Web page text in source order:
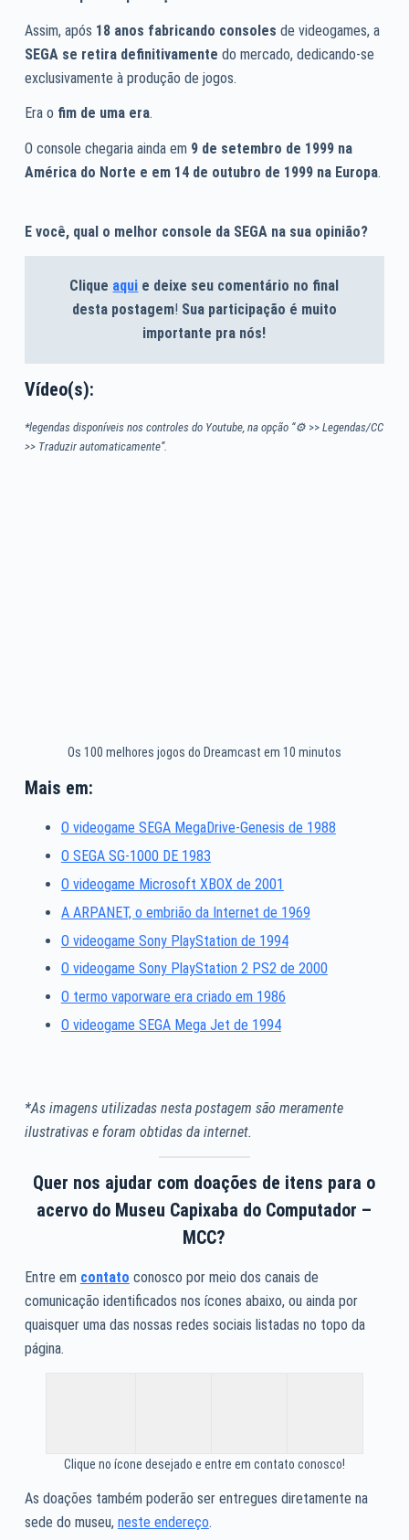
Assim, após 18 anos fabricando consoles de videogames, a
SEGA se retira definitivamente do mercado, dedicando-se
exclusivamente à produção de jogos.
Era o fim de uma era.
O console chegaria ainda em 9 de setembro de 1999 na
América do Norte e em 14 de outubro de 1999 na Europa.
E você, qual o melhor console da SEGA na sua opinião?
Clique aqui e deixe seu comentário no final
desta postagem! Sua participação é muito
importante pra nós!
Vídeo(s):
*legendas disponíveis nos controles do Youtube, na opção “⚙>> Legendas/CC
>> Traduzir automaticamente”.
Os 100 melhores jogos do Dreamcast em 10 minutos
Mais em:
O videogame SEGA MegaDrive-Genesis de 1988
O SEGA SG-1000 DE 1983
O videogame Microsoft XBOX de 2001
A ARPANET, o embrião da Internet de 1969
O videogame Sony PlayStation de 1994
O videogame Sony PlayStation 2 PS2 de 2000
O termo vaporware era criado em 1986
O videogame SEGA Mega Jet de 1994
*As imagens utilizadas nesta postagem são meramente
ilustrativas e foram obtidas da internet.
Quer nos ajudar com doações de itens para o
acervo do Museu Capixaba do Computador –
MCC?
Entre em contato conosco por meio dos canais de
comunicação identificados nos ícones abaixo, ou ainda por
quaisquer uma das nossas redes sociais listadas no topo da
página.
Clique no ícone desejado e entre em contato conosco!
As doações também poderão ser entregues diretamente na
sede do museu, neste endereço.